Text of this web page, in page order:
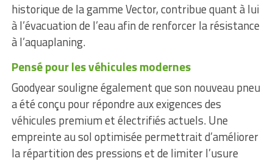
historique de la gamme Vector, contribue quant à lui
à l’évacuation de l’eau afin de renforcer la résistance
à l’aquaplaning.
Pensé pour les véhicules modernes
Goodyear souligne également que son nouveau pneu
a été conçu pour répondre aux exigences des
véhicules premium et électrifiés actuels. Une
empreinte au sol optimisée permettrait d’améliorer
la répartition des pressions et de limiter l’usure